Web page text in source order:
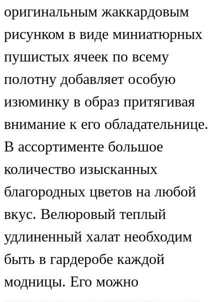
оригинальным жаккардовым
рисунком в виде миниатюрных
пушистых ячеек по всему
полотну добавляет особую
изюминку в образ притягивая
внимание к его обладательнице.
В ассортименте большое
количество изысканных
благородных цветов на любой
вкус. Велюровый теплый
удлиненный халат необходим
быть в гардеробе каждой
модницы. Его можно